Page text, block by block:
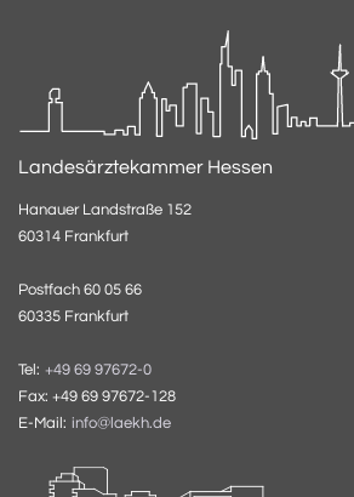
Landesärztekammer Hessen
Hanauer Landstraße 152
60314 Frankfurt
Postfach 60 05 66
60335 Frankfurt
Tel: +49 69 97672-0
Fax: +49 69 97672-128
E-Mail: info@laekh.de